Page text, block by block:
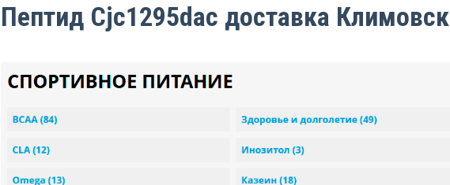
Пептид Cjc1295dac доставка Климовск